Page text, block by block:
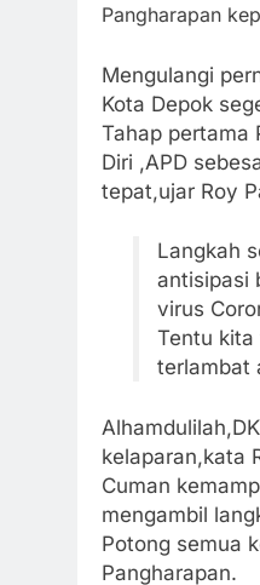
Pangharapan
Mengulangi
Kota Depok
Tahap pertama
Diri ,APD
tepat,ujar Roy
Langkah
antisipasi
virus
Tentu kita
terlambat
kelaparan,kata
Cuman
mengambil
Potong semua
Pangharapan.